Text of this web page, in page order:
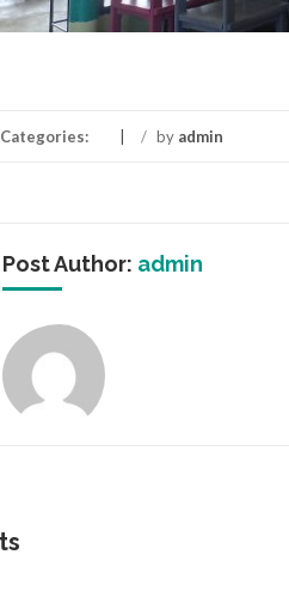
Categories: / by admin
Post Author: admin